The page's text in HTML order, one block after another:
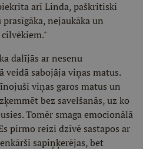
arī Linda, paškritiski
nejaukāka un
dalījās ar nesenu
veidā sabojāja viņas matus.
viņas garos matus un
bez savelšanās, uz ko
Tomēr smaga emocionālā
pirmo reizi dzīvē sastapos ar
sapiņķerējas, bet